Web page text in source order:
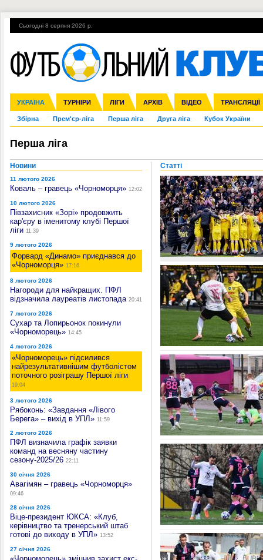
Сьогодні 8 серпня 2026 р.
УКРАЇНА ТУРНІРИ ЛІГИ АРХІВ ВІДЕО ТРАНСЛЯЦІЇ
Збірна Прем'єр-ліга Перша ліга Друга ліга Кубок України
Ліга чемпіонів Ліга Європи Міжнародні Ліга націй Ліга
Англія Іспанія Італія Німеччина Франція Інші
ЧС-2014 ЄВРО-2016 Росія Кубок конфедерацій ЧЄ-2015 (U-
Гарячі теми УПЛ, 2-й тур ВІЙНА УПЛ-ПЕРЕХОДИ
Перша ліга
Новини
11 лютого 2026
Коваль – гравець «Чорноморця» 12:02
10 лютого 2026
Півзахисник «Зорі» продовжить
кар'єру в іменитому клубі Першої
ліги 11:39
9 лютого 2026
Форвард «Динамо» приєднався до
«Чорноморця» 17:16
8 лютого 2026
Нагороди для найкращих. ПФЛ
відзначила лауреатів листопада 20:41
7 лютого 2026
Сухар та Лопирьонок покинули
«Чорноморець» 14:45
4 лютого 2026
«Чорноморець» підсилився
найрезультативнішим футболістом
поточного розіграшу Першої ліги
19:04
3 лютого 2026
Рябоконь: «Завдання «Лівого
Берега» – вихід в УПЛ» 11:59
2 лютого 2026
ПФЛ визначила графік заявки
команд на весняну частину
сезону-2025/26 22:11
30 січня 2026
Авагімян – гравець «Чорноморця»
09:46
28 січня 2026
Віце-президент ЮКСА: «Клуб,
керівництво та тренерський штаб
готові до виходу в УПЛ» 13:52
27 січня 2026
«Чорноморець» зміцнив захист екс-
Статті